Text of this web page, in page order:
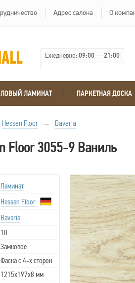
Адрес салона О
Ежедневно:09:00—21:00
ЛАМИНАТ ПАРКЕТНАЯ ДОСКА
Hessen Floor → Bavaria
Floor 3055-9 Ваниль
Ламинат
Hessen Floor
Bavaria
10
Замковое
Фаска с 4-х сторон
1215х197х8 мм